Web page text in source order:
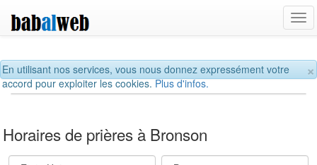
×
En utilisant nos services, vous nous donnez expressément votre
accord pour exploiter les cookies.Plus d'infos.
Horaires de prières à Bronson